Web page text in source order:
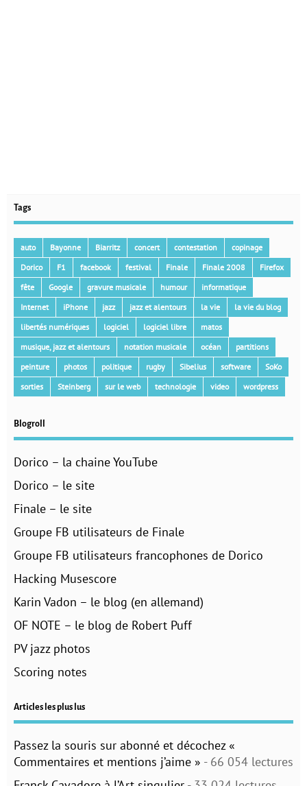
Tags
auto Bayonne Biarritz concert contestation
copinage
Dorico
F1 facebook festival Finale Finale 2008
Firefox
fête
Google gravure musicale humour
informatique
Internet
iPhone jazz jazz et alentours la vie
la vie du blog
libertés numériques
logiciel logiciel libre
matos
musique, jazz et alentours
notation musicale océan
partitions
peinture
photos politique rugby Sibelius software
SoKo
sorties
Steinberg sur le web technologie video wordpress
Blogroll
Dorico – la chaine YouTube
Dorico – le site
Finale – le site
Groupe FB utilisateurs de Finale
Groupe FB utilisateurs francophones de Dorico
Hacking Musescore
Karin Vadon – le blog (en allemand)
OF NOTE – le blog de Robert Puff
PV jazz photos
Scoring notes
Articles les plus lus
Passez la souris sur abonné et décochez «
Commentaires et mentions j’aime » - 66 054 lectures